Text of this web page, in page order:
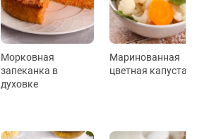
Морковная
запеканка в
духовке
Маринованная
цветная капуста